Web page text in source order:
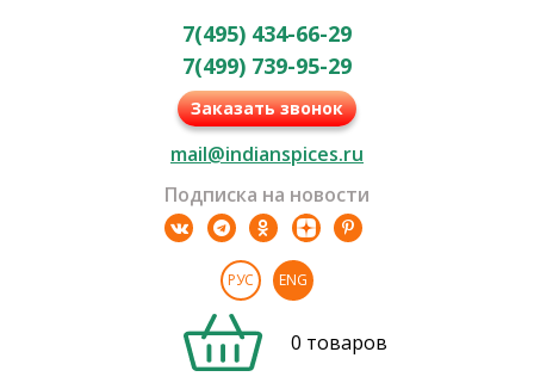
7(495) 434-66-29
7(499) 739-95-29
Заказать звонок
mail@indianspices.ru
Подписка на новости
РУС ENG
0 товаров